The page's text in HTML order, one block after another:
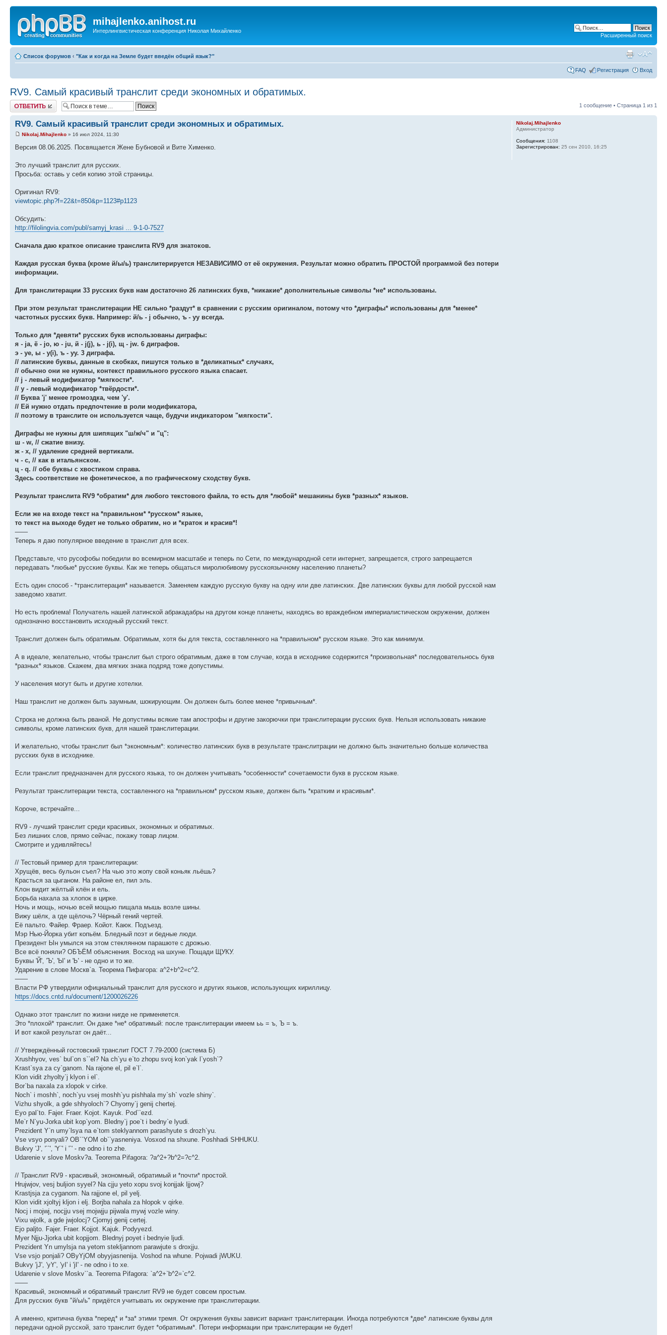
mihajlenko.anihost.ru
Интерлингвистическая конференция Николая Михайленко
Расширенный поиск
Список форумов ‹ "Как и когда на Земле будет введён общий язык?"
FAQ Регистрация Вход
RV9. Самый красивый транслит среди экономных и обратимых.
Ответить 1 сообщение • Страница 1 из 1
RV9. Самый красивый транслит среди экономных и обратимых.
Nikolaj.Mihajlenko » 16 июл 2024, 11:30
Версия 08.06.2025. Посвящается Жене Бубновой и Вите Хименко.
Это лучший транслит для русских.
Просьба: оставь у себя копию этой страницы.
Оригинал RV9:
viewtopic.php?f=22&t=850&p=1123#p1123
Обсудить:
http://filolingvia.com/publ/samyj_krasi ... 9-1-0-7527
Сначала даю краткое описание транслита RV9 для знатоков.
Каждая русская буква (кроме й/ы/ь) транслитерируется НЕЗАВИСИМО от её окружения. Результат можно обратить ПРОСТОЙ программой без потери
информации.
Для транслитерации 33 русских букв нам достаточно 26 латинских букв, *никакие* дополнительные символы *не* использованы.
При этом результат транслитерации НЕ сильно *раздут* в сравнении с русским оригиналом, потому что *диграфы* использованы для *менее*
частотных русских букв. Например: й/ь - j обычно, ъ - yy всегда.
Только для *девяти* русских букв использованы диграфы:
я - ja, ё - jo, ю - ju, й - j(j), ь - j(i), щ - jw. 6 диграфов.
э - ye, ы - y(i), ъ - yy. 3 диграфа.
// латинские буквы, данные в скобках, пишутся только в *деликатных* случаях,
// обычно они не нужны, контекст правильного русского языка спасает.
// j - левый модификатор *мягкости*.
// y - левый модификатор *твёрдости*.
// Буква 'j' менее громоздка, чем 'y'.
// Ей нужно отдать предпочтение в роли модификатора,
// поэтому в транслите он используется чаще, будучи индикатором "мягкости".
Диграфы не нужны для шипящих "ш/ж/ч" и "ц":
ш - w, // сжатие внизу.
ж - x, // удаление средней вертикали.
ч - c, // как в итальянском.
ц - q. // обе буквы с хвостиком справа.
Здесь соответствие не фонетическое, а по графическому сходству букв.
Результат транслита RV9 *обратим* для любого текстового файла, то есть для *любой* мешанины букв *разных* языков.
Если же на входе текст на *правильном* *русском* языке,
то текст на выходе будет не только обратим, но и *краток и красив*!
——
Теперь я даю популярное введение в транслит для всех.
Представьте, что русофобы победили во всемирном масштабе и теперь по Сети, по международной сети интернет, запрещается, строго запрещается
передавать *любые* русские буквы. Как же теперь общаться миролюбивому русскоязычному населению планеты?
Есть один способ - *транслитерация* называется. Заменяем каждую русскую букву на одну или две латинских. Две латинских буквы для любой русской нам
заведомо хватит.
Но есть проблема! Получатель нашей латинской абракадабры на другом конце планеты, находясь во враждебном империалистическом окружении, должен
однозначно восстановить исходный русский текст.
Транслит должен быть обратимым. Обратимым, хотя бы для текста, составленного на *правильном* русском языке. Это как минимум.
А в идеале, желательно, чтобы транслит был строго обратимым, даже в том случае, когда в исходнике содержится *произвольная* последовательнось букв
*разных* языков. Скажем, два мягких знака подряд тоже допустимы.
У населения могут быть и другие хотелки.
Наш транслит не должен быть заумным, шокирующим. Он должен быть более менее *привычным*.
Строка не должна быть рваной. Не допустимы всякие там апострофы и другие закорючки при транслитерации русских букв. Нельзя использовать никакие
символы, кроме латинских букв, для нашей транслитерации.
И желательно, чтобы транслит был *экономным*: количество латинских букв в результате транслитрации не должно быть значительно больше количества
русских букв в исходнике.
Если транслит предназначен для русского языка, то он должен учитывать *особенности* сочетаемости букв в русском языке.
Результат транслитерации текста, составленного на *правильном* русском языке, должен быть *кратким и красивым*.
Короче, встречайте...
RV9 - лучший транслит среди красивых, экономных и обратимых.
Без лишних слов, прямо сейчас, покажу товар лицом.
Смотрите и удивляйтесь!
// Тестовый пример для транслитерации:
Хрущёв, весь бульон съел? На чью это жопу свой коньяк льёшь?
Красться за цыганом. На районе ел, пил эль.
Клон видит жёлтый клён и ель.
Борьба нахала за хлопок в цирке.
Ночь и мощь, ночью всей мощью пищала мышь возле шины.
Вижу шёлк, а где щёлочь? Чёрный гений чертей.
Её пальто. Файер. Фраер. Койот. Каюк. Подъезд.
Мэр Нью-Йорка убит копьём. Бледный поэт и бедные люди.
Президент Ын умылся на этом стеклянном парашюте с дрожью.
Все всё поняли? ОБЪЁМ объяснения. Восход на шхуне. Пощади ЩУКУ.
Буквы 'Й', 'Ъ', 'Ы' и 'Ь' - не одно и то же.
Ударение в слове Москв`а. Теорема Пифагора: a^2+b^2=c^2.
——
Власти РФ утвердили официальный транслит для русского и других языков, использующих кириллицу.
https://docs.cntd.ru/document/1200026226
Однако этот транслит по жизни нигде не применяется.
Это *плохой* транслит. Он даже *не* обратимый: после транслитерации имеем ьь = ъ, Ъ = ъ.
И вот какой результат он даёт...
// Утверждённый гостовский транслит ГОСТ 7.79-2000 (система Б)
Xrushhyov, ves` bul`on s``el? Na ch`yu e`to zhopu svoj kon`yak l`yosh`?
Krast`sya za cy`ganom. Na rajone el, pil e`l`.
Klon vidit zhyolty`j klyon i el`.
Bor`ba naxala za xlopok v cirke.
Noch` i moshh`, noch`yu vsej moshh`yu pishhala my`sh` vozle shiny`.
Vizhu shyolk, a gde shhyoloch`? Chyorny`j genij chertej.
Eyo pal`to. Fajer. Fraer. Kojot. Kayuk. Pod``ezd.
Me`r N`yu-Jorka ubit kop`yom. Bledny`j poe`t i bedny`e lyudi.
Prezident Y`n umy`lsya na e`tom steklyannom parashyute s drozh`yu.
Vse vsyo ponyali? OB``YOM ob``yasneniya. Vosxod na shxune. Poshhadi SHHUKU.
Bukvy 'J', '``', 'Y`' i '`' - ne odno i to zhe.
Udarenie v slove Moskv?a. Teorema Pifagora: ?a^2+?b^2=?c^2.
// Транслит RV9 - красивый, экономный, обратимый и *почти* простой.
Hrujwjov, vesj buljion syyel? Na cjju yeto xopu svoj konjjak ljjowj?
Krastjsja za cyganom. Na rajjone el, pil yelj.
Klon vidit xjoltyj kljon i elj. Borjba nahala za hlopok v qirke.
Nocj i mojwj, nocjju vsej mojwjju pijwala mywj vozle winy.
Vixu wjolk, a gde jwjolocj? Cjornyj genij certej.
Ejo paljto. Fajer. Fraer. Kojjot. Kajuk. Podyyezd.
Myer Njju-Jjorka ubit kopjjom. Blednyj poyet i bednyie ljudi.
Prezident Yn umylsja na yetom stekljannom parawjute s droxjju.
Vse vsjo ponjali? OByYjOM obyyjasnenija. Voshod na whune. Pojwadi jWUKU.
Bukvy 'jJ', 'yY', 'yI' i 'jI' - ne odno i to xe.
Udarenie v slove Moskv``a. Teorema Pifagora: `a^2+`b^2=`c^2.
——
Красивый, экономный и обратимый транслит RV9 не будет совсем простым.
Для русских букв "й/ы/ь" придётся учитывать иx окружение при транслитерации.
А именно, критична буква *перед* и *за* этими тремя. От окружения буквы зависит вариант транслитерации. Иногда потребуются *две* латинские буквы для
передачи одной русской, зато транслит будет *обратимым*. Потери информации при транслитерации не будет!
Nikolaj.Mihajlenko
Администратор
Сообщения: 1108
Зарегистрирован: 25 сен 2010, 16:25